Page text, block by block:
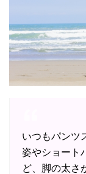
いつもパンツ
姿やショート
ど、脚の太さ